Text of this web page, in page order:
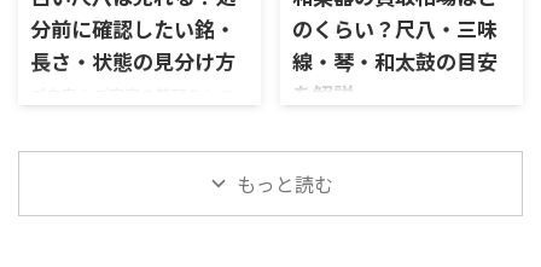
和太 ...
せん。 津軽三味線は、力強い
演奏に使われる太棹三味線とし
て知られており、三味線の中で
子持ち綾杉胴のもの、撥やケ
ースなどの付属品が揃っている
らえるのか」「古すぎて処分
するしかないのではないか」
と判断に迷うことも多いので
はないでしょうか。 古い三味
りしても、棹の素材、三味線の
種類、胴の作り、金細や綾杉胴
分前に確認したい銘・
長さ・状態の見分け方
い尺八が見つかることがあり
ます。しかし、尺八に詳しくな
い方にとっては、「これは売れ
るものなのか」「古すぎて価
のくらい？尺八・三味
線・琴・和太鼓の目安
を解説
宅やご実家に眠っているもの
の、「どのくらいの価格で売
もっと読む